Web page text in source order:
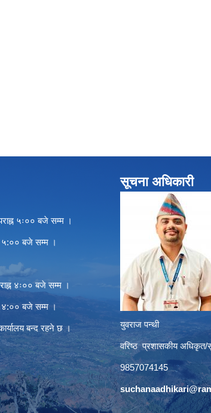
५ः०० बजे सम्म ।
बजे सम्म ।
४ः०० बजे सम्म ।
बजे सम्म ।
बन्द रहने छ ।
सूचना अधिकारी
युवराज पन्थी
वरिष्ठ प्रशासकीय अधिकृत/
9857074145